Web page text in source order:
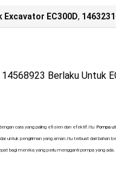
Excavator EC300D,
Berlaku Untuk
cara yang paling efisien dan efektif.Itu Pompa
untuk pengiriman yang aman.Itu terbuat dari bahan
bagi mereka yang perlu mengganti pompa yang ada.